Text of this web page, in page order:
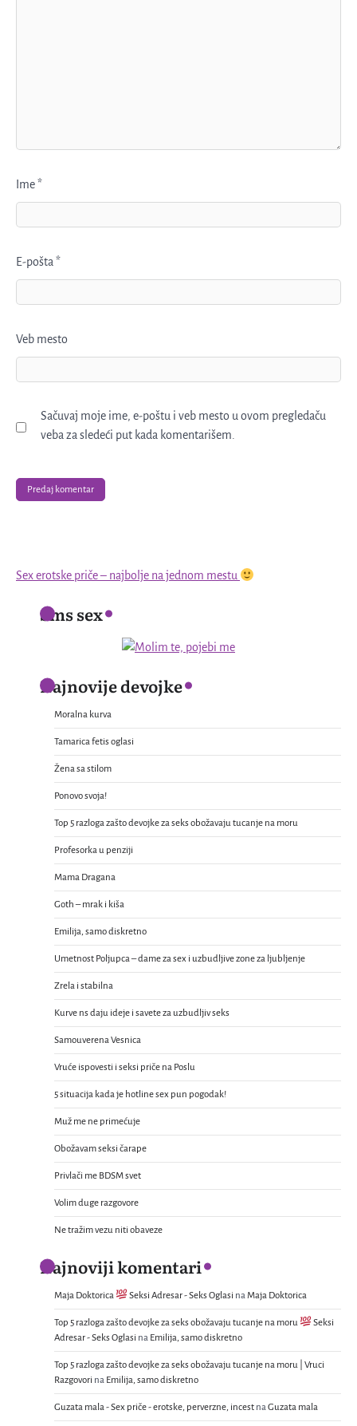
Ime*
E-pošta *
Veb mesto
Sačuvaj moje ime, e-poštu i veb mesto u ovom pregledaču
veba za sledeći put kada komentarišem.
Sex erotske priče – najbolje na jednom mestu
Sms sex
Najnovije devojke
Moralna kurva
Tamarica fetis oglasi
Žena sa stilom
Ponovo svoja!
Top 5 razloga zašto devojke za seks obožavaju tucanje na moru
Profesorka u penziji
Mama Dragana
Goth – mrak i kiša
Emilija, samo diskretno
Umetnost Poljupca – dame za sex i uzbudljive zone za ljubljenje
Zrela i stabilna
Kurve ns daju ideje i savete za uzbudljiv seks
Samouverena Vesnica
Vruće ispovesti i seksi priče na Poslu
5 situacija kada je hotline sex pun pogodak!
Muž me ne primećuje
Obožavam seksi čarape
Privlači me BDSM svet
Volim duge razgovore
Ne tražim vezu niti obaveze
Najnoviji komentari
Maja Doktorica Seksi Adresar - Seks Oglasi naMaja Doktorica
Top 5 razloga zašto devojke za seks obožavaju tucanje na moru
Seksi
Adresar - Seks Oglasi na Emilija, samo diskretno
Top 5 razloga zašto devojke za seks obožavaju tucanje na moru | Vruci
Razgovori na Emilija, samo diskretno
Guzata mala - Sex priče - erotske, perverzne, incest naGuzata mala